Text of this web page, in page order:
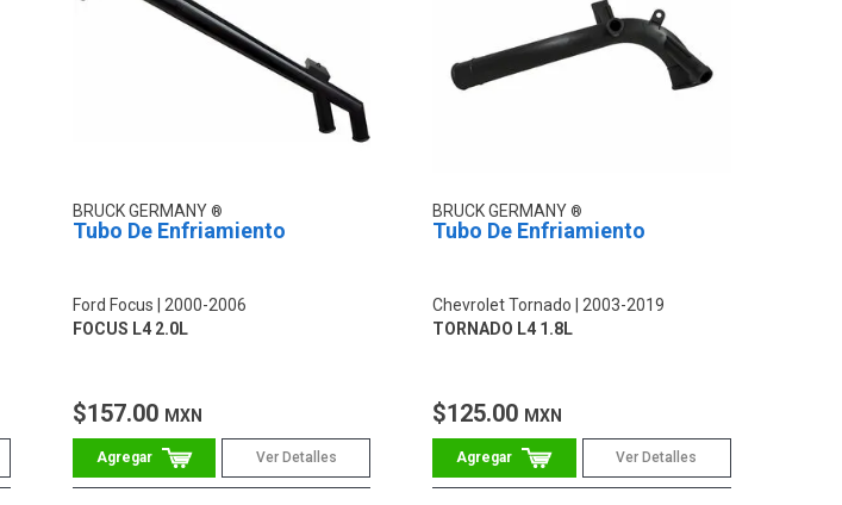
BRUCK GERMANY
Tubo De Enfriamiento
Ford Focus
2000-2006
FOCUS L4 2.0L
$157.00 MXN
Ver Detalles
BRUCK GERMANY
Tubo De Enfriamiento
Chevrolet Tornado
2003-2019
TORNADO L4 1.8L
$125.00 MXN
Ver Detalles